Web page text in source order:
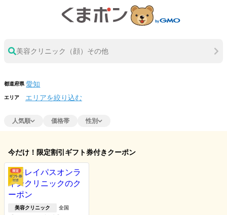
美容クリニック（顔）その他
都道府県
エリア エリアを絞り込む
人気順 価格帯 性別
今だけ！限定割引ギフト券付きクーポン
美容クリニック 全国